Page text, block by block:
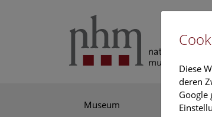
Museum Ausstellung
Diese
deren
Google